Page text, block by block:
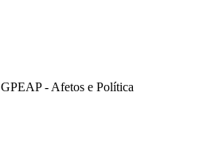
GPEAP - Afetos e Política